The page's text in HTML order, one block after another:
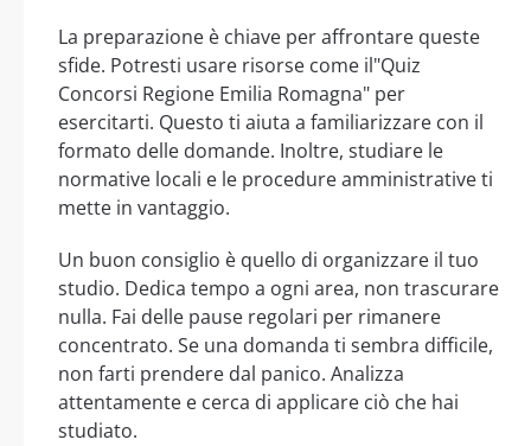
La preparazione è chiave per affrontare queste
sfide. Potresti usare risorse come il"Quiz
Concorsi Regione Emilia Romagna" per
esercitarti. Questo ti aiuta a familiarizzare con il
formato delle domande. Inoltre, studiare le
normative locali e le procedure amministrative ti
mette in vantaggio.
Un buon consiglio è quello di organizzare il tuo
studio. Dedica tempo a ogni area, non trascurare
nulla. Fai delle pause regolari per rimanere
concentrato. Se una domanda ti sembra difficile,
non farti prendere dal panico. Analizza
attentamente e cerca di applicare ciò che hai
studiato.